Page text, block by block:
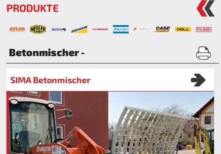
PRODUKTE
Betonmischer -
SIMA Betonmischer